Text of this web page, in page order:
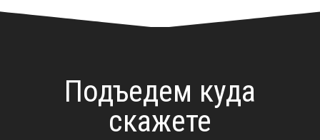
Подъедем куда
скажете